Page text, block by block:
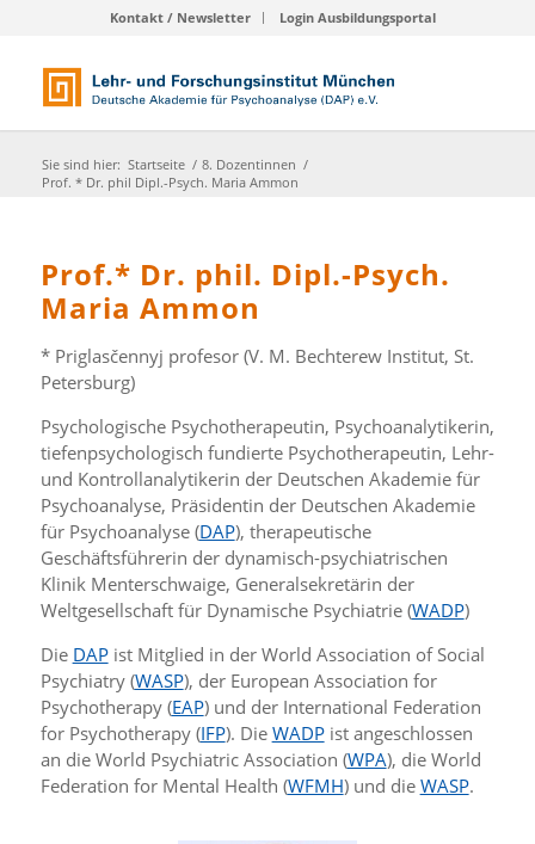
Kontakt / Newsletter Login Ausbildungsportal
Sie sind hier: Startseite / 8. Dozentinnen /
Prof. * Dr. phil Dipl.-Psych. Maria Ammon
Prof.* Dr. phil. Dipl.-Psych.
Maria Ammon
* Priglasčennyj profesor (V. M. Bechterew Institut, St.
Petersburg)
Psychologische Psychotherapeutin, Psychoanalytikerin,
tiefenpsychologisch fundierte Psychotherapeutin, Lehr-
und Kontrollanalytikerin der Deutschen Akademie für
Psychoanalyse, Präsidentin der Deutschen Akademie
für Psychoanalyse (DAP), therapeutische
Geschäftsführerin der dynamisch-psychiatrischen
Klinik Menterschwaige, Generalsekretärin der
Weltgesellschaft für Dynamische Psychiatrie (WADP)
Die DAPist Mitglied in der World Association of Social
Psychiatry (WASP), der European Association for
Psychotherapy (EAP) und der International Federation
for Psychotherapy (IFP). Die WADPist angeschlossen
an die World Psychiatric Association (WPA), die World
Federation for Mental Health (WFMH) und die WASP.